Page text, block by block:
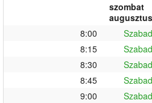
szombat
8:00
Szabad
8:15
Szabad
8:30
Szabad
8:45
Szabad
9:00
Szabad